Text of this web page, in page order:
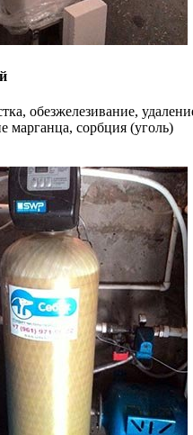
обезжелезивание,
марганца, сорбция (уголь)